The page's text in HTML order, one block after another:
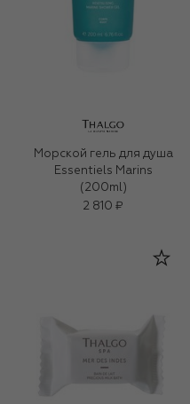
Морской гель для душа
Essentiels Marins
(200ml)
2 810 ₽